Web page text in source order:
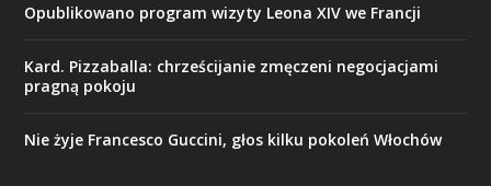
Opublikowano program wizyty Leona XIV we Francji
Kard. Pizzaballa: chrześcijanie zmęczeni negocjacjami
pragną pokoju
Nie żyje Francesco Guccini, głos kilku pokoleń Włochów